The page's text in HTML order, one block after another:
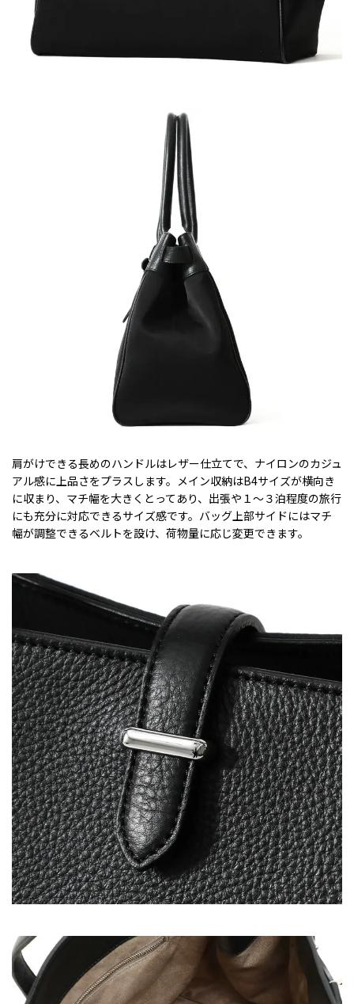
肩がけできる長めのハンドルはレザー仕立てで、ナイロンのカジュ
アル感に上品さをプラスします。メイン収納はB4サイズが横向き
に収まり、マチ幅を大きくとってあり、出張や１～３泊程度の旅行
にも充分に対応できるサイズ感です。バッグ上部サイドにはマチ
幅が調整できるベルトを設け、荷物量に応じ変更できます。